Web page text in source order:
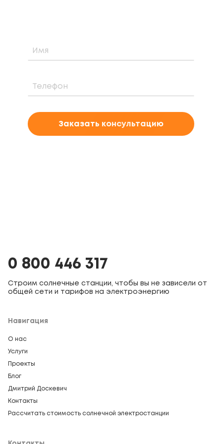
Заказать консультацию
0 800 446 317
Строим солнечные станции, чтобы вы не зависели от
общей сети и тарифов на электроэнергию
Навигация
О нас
Услуги
Проекты
Блог
Дмитрий Доскевич
Контакты
Рассчитать стоимость солнечной электростанции